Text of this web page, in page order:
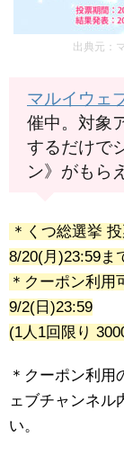
出典元：
マルイウェ
催中。対象
するだけで
ン》がもら
＊くつ総選挙
8/20(月)23:59ま
＊クーポン利用
9/2(日)23:59
(1人1回限り
＊クーポン利用
ェブチャンネル
い。